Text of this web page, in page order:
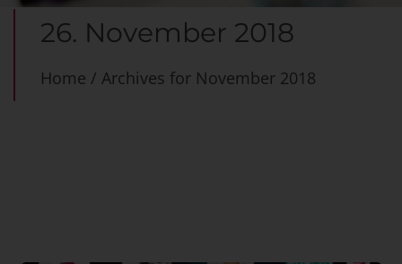
26. November 2018
Home / Archives for November 2018